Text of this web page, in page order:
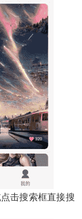
击搜索框直接搜